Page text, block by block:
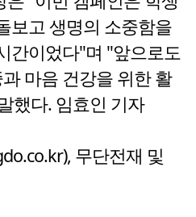
보고 생명의 소중함을
간이었다"며 "앞으로도
마음 건강을 위한 활
했다. 임효인 기자
무단전재 및